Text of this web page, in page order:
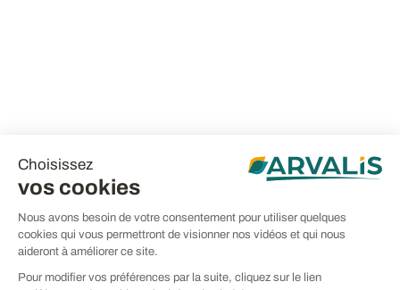
Choisissez
vos cookies
Nous avons besoin de votre consentement pour utiliser quelques
cookies qui vous permettront de visionner nos vidéos et qui nous
aideront à améliorer ce site.
Pour modifier vos préférences par la suite, cliquez sur le lien